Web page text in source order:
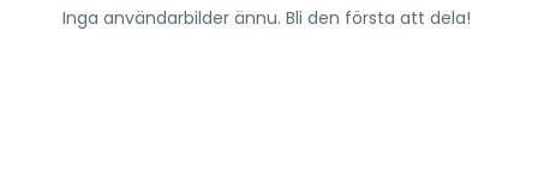
Inga användarbilder ännu. Bli den första att dela!